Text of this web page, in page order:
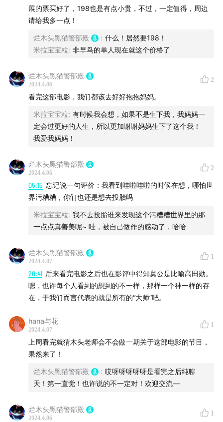
展的票买好了，198也是有点小贵，不过，一定值得，周边
请给我多一点！
烂木头黑猫警部殿 : 什么！居然要198！
米拉宝宝粒: 非早鸟的单人现在就这个价格了
烂木头黑猫警部殿
2024.4.06
2
看完这部电影，我们都该去好好抱抱妈妈。
米拉宝宝粒: 有时候我会想，如果不是生下我，我妈妈一
定会过更好的人生，所以更加谢谢妈妈生下了这个我！
我爱我妈妈！
烂木头黑猫警部殿
2024.4.06
2
05:15 忘记说一句评价：我看到哇啦哇啦的时候在想，哪怕世
界污糟糟，你们也还是想去投胎吗
米拉宝宝粒: 我不去投胎谁来发现这个污糟糟世界里的那
一点点真善美呢~ 哇，被自己做作的感动了，哈哈
烂木头黑猫警部殿
2024.4.07
1
20:41 后来看完电影之后也在影评中得知舅公是比喻高田勋。
嗯，也许每个人看到的想到的不一样，那样一个神一样的存
在，于我们而言代表的就是所有的“大师”吧。
hana与花
2024.4.07
1
上周看完就猜木头老师会不会做一期关于这部电影的节目，
果然来了！
烂木头黑猫警部殿 : 哎呀呀呀呀呀是看完之后纯聊
天！第一直觉！也许说的不一定对！欢迎交流—
烂木头黑猫警部殿
2024.4.06
1